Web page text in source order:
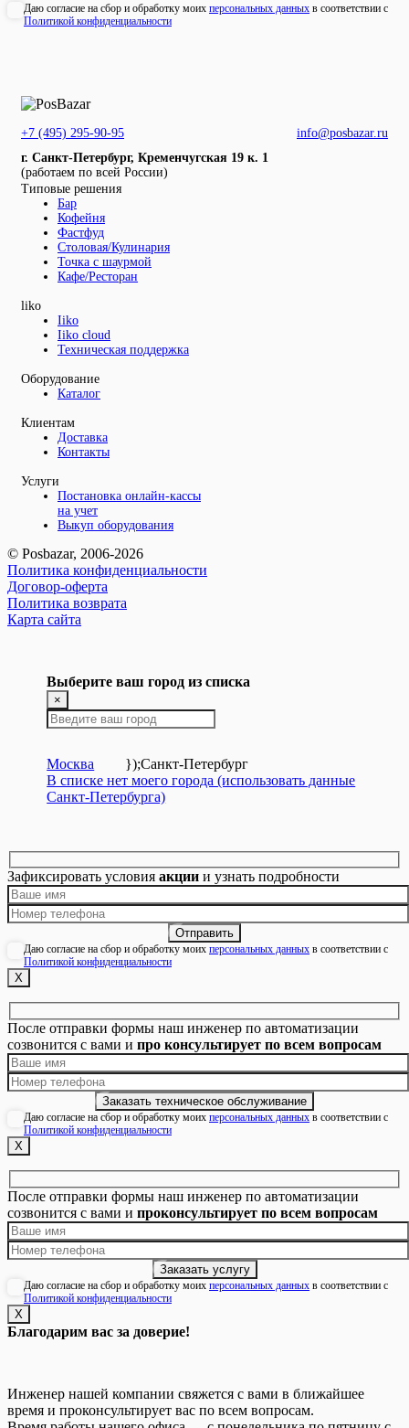
Даю согласие на сбор и обработку моих персональных данных в соответствии с
Политикой конфиденциальности
+7 (495) 295-90-95
info@posbazar.ru
г. Санкт-Петербург, Кременчугская 19 к. 1
(работаем по всей России)
Типовые решения
Бар
Кофейня
Фастфуд
Столовая/Кулинария
Точка с шаурмой
Кафе/Ресторан
liko
Iiko
Iiko cloud
Техническая поддержка
Оборудование
Каталог
Клиентам
Доставка
Контакты
Услуги
Постановка онлайн-кассы
на учет
Выкуп оборудования
© Posbazar, 2006-2026
Политика конфиденциальности
Договор-оферта
Политика возврата
Карта сайта
Выберите ваш город из списка
×
Москва });Санкт-Петербург
В списке нет моего города (использовать данные
Санкт-Петербурга)
Зафиксировать условия акции и узнать подробности
Даю согласие на сбор и обработку моих персональных данных в соответствии с
Политикой конфиденциальности
Х
После отправки формы наш инженер по автоматизации
созвонится с вами и про консультирует по всем вопросам
Даю согласие на сбор и обработку моих персональных данных в соответствии с
Политикой конфиденциальности
Х
После отправки формы наш инженер по автоматизации
созвонится с вами и проконсультирует по всем вопросам
Даю согласие на сбор и обработку моих персональных данных в соответствии с
Политикой конфиденциальности
Х
Благодарим вас за доверие!
Инженер нашей компании свяжется с вами в ближайшее
время и проконсультирует вас по всем вопросам.